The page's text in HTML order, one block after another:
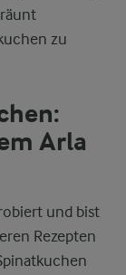
zu
Arla
und bist
Rezepten